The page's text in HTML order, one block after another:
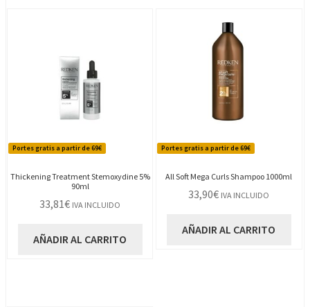
Portes gratis a partir de 69€
Thickening Treatment Stemoxydine 5%
90ml
33,81€ IVA INCLUIDO
AÑADIR AL CARRITO
Portes gratis a partir de 69€
All Soft Mega Curls Shampoo 1000ml
33,90€ IVA INCLUIDO
AÑADIR AL CARRITO